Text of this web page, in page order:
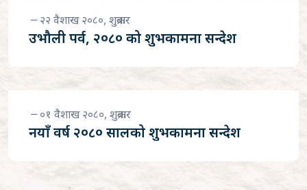
२२ वैशाख २०८०, शुक्रबार
उभौली पर्व, २०८० को शुभकामना सन्देश
०१ वैशाख २०८०, शुक्रबार
नयाँ वर्ष २०८० सालको शुभकामना सन्देश